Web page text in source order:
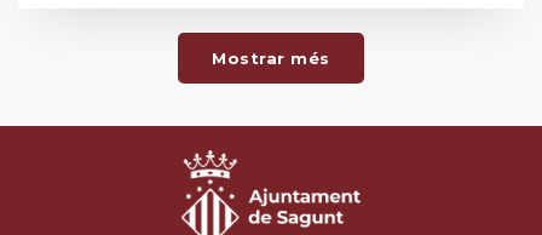
Mostrar més